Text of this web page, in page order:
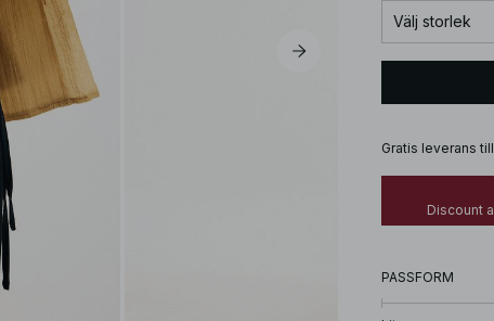
Välj storlek
Gratis leverans
Discount
PASSFORM